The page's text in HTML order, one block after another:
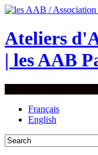
Ateliers
| les AAB
Français
English